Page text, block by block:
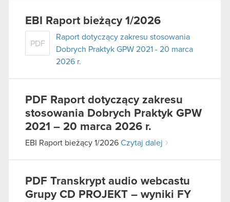
EBI Raport bieżący 1/2026
PDF
Raport dotyczący zakresu stosowania
Dobrych Praktyk GPW 2021 - 20 marca
2026 r.
PDF Raport dotyczący zakresu
stosowania Dobrych Praktyk GPW
2021 – 20 marca 2026 r.
EBI Raport bieżący 1/2026 Czytaj dalej
PDF Transkrypt audio webcastu
Grupy CD PROJEKT – wyniki FY